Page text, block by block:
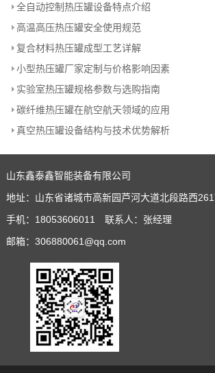
全自动控制热压罐设备特点介绍
高温高压热压罐安全使用规范
复合材料热压罐成型工艺详解
小型热压罐厂家定制与价格影响因素
实验室热压罐规格参数与选购指南
碳纤维热压罐在航空航天领域的应用
真空热压罐设备结构与技术优势解析
山东鑫泰鑫智能装备有限公司
地址：山东省诸城市高新园芦河大道北段路西
手机：18053606011 联系人：张经理
邮箱：306880061@qq.com